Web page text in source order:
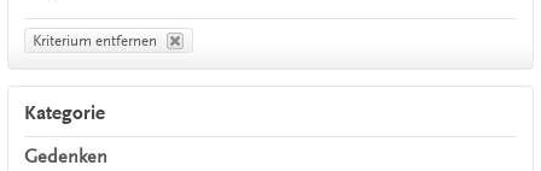
Kriterium entfernen
Kategorie
Gedenken